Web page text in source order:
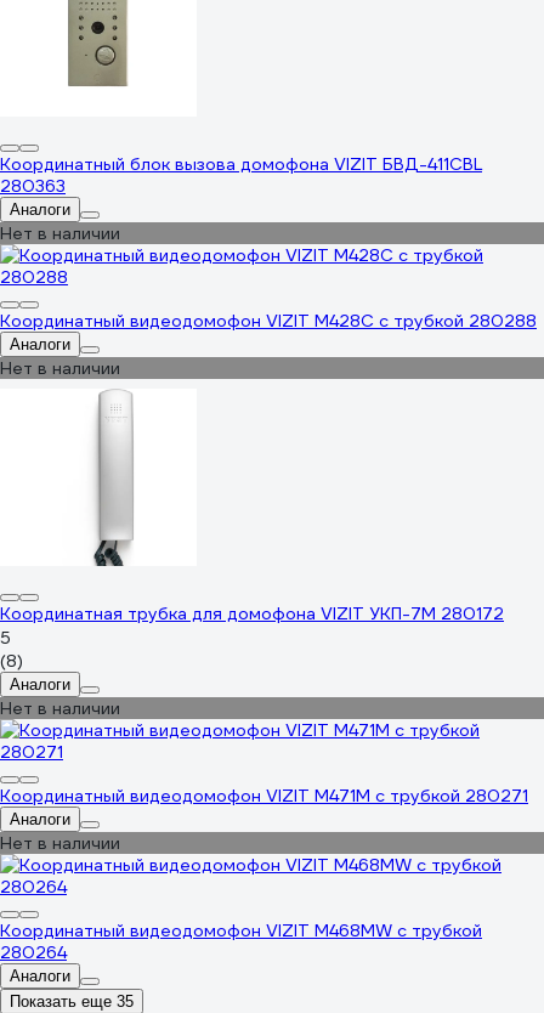
Координатный блок вызова домофона VIZIT БВД-411CBL
280363
Аналоги
Нет в наличии
Координатный видеодомофон VIZIT M428C с трубкой 280288
Аналоги
Нет в наличии
Координатная трубка для домофона VIZIT УКП-7М 280172
5
(8)
Аналоги
Нет в наличии
Координатный видеодомофон VIZIT M471M с трубкой 280271
Аналоги
Нет в наличии
Координатный видеодомофон VIZIT M468MW с трубкой
280264
Аналоги
Показать еще 35